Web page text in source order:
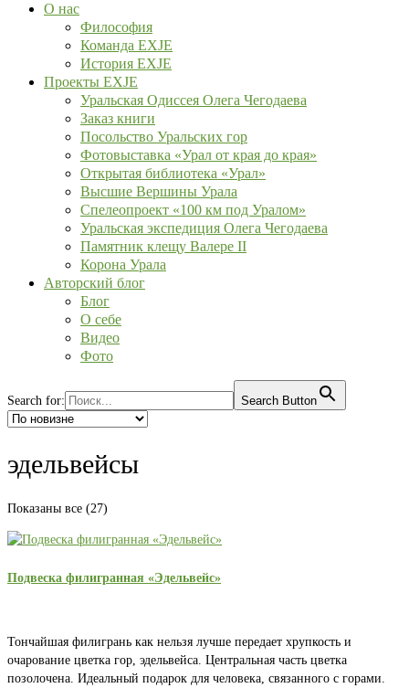
О нас
Философия
Команда EXJE
История EXJE
Проекты EXJE
Уральская Одиссея Олега Чегодаева
Заказ книги
Посольство Уральских гор
Фотовыставка «Урал от края до края»
Открытая библиотека «Урал»
Высшие Вершины Урала
Спелеопроект «100 км под Уралом»
Уральская экспедиция Олега Чегодаева
Памятник клещу Валере II
Корона Урала
Авторский блог
Блог
О себе
Видео
Фото
Search for: Search Button
эдельвейсы
Показаны все (27)
недавние
Подвеска филигранная «Эдельвейс»
Тончайшая филигрань как нельзя лучше передает хрупкость и
очарование цветка гор, эдельвейса. Центральная часть цветка
позолочена. Идеальный подарок для человека, связанного с горами.